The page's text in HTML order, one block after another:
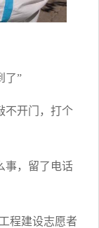
了”
不开门，打个
事，留了电话
程建设志愿者